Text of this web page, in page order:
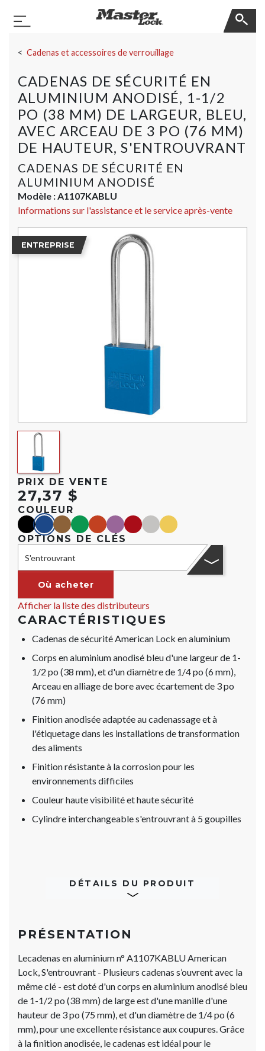
Basculer la navigation
Cadenas et accessoires de verrouillage
CADENAS DE SÉCURITÉ EN
ALUMINIUM ANODISÉ, 1-1/2
PO (38 MM) DE LARGEUR, BLEU,
AVEC ARCEAU DE 3 PO (76 MM)
DE HAUTEUR, S'ENTROUVRANT
CADENAS DE SÉCURITÉ EN
ALUMINIUM ANODISÉ
Modèle :A1107KABLU
Informations sur l'assistance et le service après-vente
ENTREPRISE
PRIX DE VENTE
27,37 $
COULEUR
blackblueMarrongreenorangepurplered Argentyellow
OPTIONS DE CLÉS
S'entrouvrant
Où acheter
Afficher la liste des distributeurs
CARACTÉRISTIQUES
Cadenas de sécurité American Lock en aluminium
Corps en aluminium anodisé bleu d'une largeur de 1-
1/2 po (38 mm), et d'un diamètre de 1/4 po (6 mm),
Arceau en alliage de bore avec écartement de 3 po
(76 mm)
Finition anodisée adaptée au cadenassage et à
l'étiquetage dans les installations de transformation
des aliments
Finition résistante à la corrosion pour les
environnements difficiles
Couleur haute visibilité et haute sécurité
Cylindre interchangeable s'entrouvrant à 5 goupilles
DÉTAILS DU PRODUIT
PRÉSENTATION
Lecadenas en aluminium n° A1107KABLU American
Lock, S'entrouvrant - Plusieurs cadenas s’ouvrent avec la
même clé - est doté d'un corps en aluminium anodisé bleu
de 1-1/2 po (38 mm) de large est d'une manille d'une
hauteur de 3 po (75 mm), et d'un diamètre de 1/4 po (6
mm), pour une excellente résistance aux coupures. Grâce
à la finition anodisée, le cadenas est idéal pour le